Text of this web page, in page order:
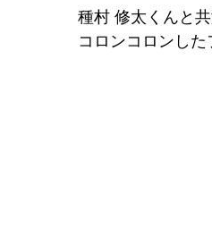
種村 修太くんと
コロンコロンした